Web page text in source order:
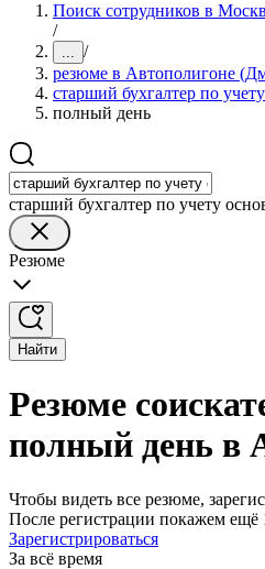
Поиск сотрудников в
/
... /
резюме в Автополигоне
старший бухгалтер по
полный день
старший бухгалтер по учету
Резюме
Найти
Резюме
полный день в
Чтобы видеть все резюме,
После регистрации покажем ещё
Зарегистрироваться
За всё время